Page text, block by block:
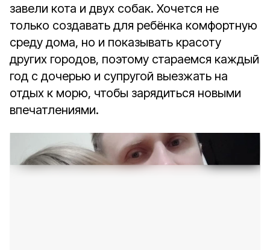
завели кота и двух собак. Хочется не
только создавать для ребёнка комфортную
среду дома, но и показывать красоту
других городов, поэтому стараемся каждый
год с дочерью и супругой выезжать на
отдых к морю, чтобы зарядиться новыми
впечатлениями.